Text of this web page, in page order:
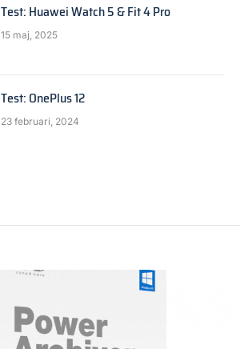
Test: Huawei Watch 5 & Fit 4 Pro
15 maj, 2025
Test: OnePlus 12
23 februari, 2024